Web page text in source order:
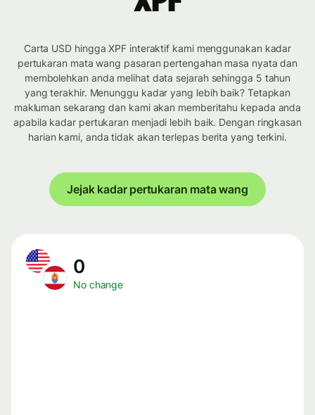
Carta USD hingga XPF interaktif kami menggunakan kadar
pertukaran mata wang pasaran pertengahan masa nyata dan
membolehkan anda melihat data sejarah sehingga 5 tahun
yang terakhir. Menunggu kadar yang lebih baik? Tetapkan
makluman sekarang dan kami akan memberitahu kepada anda
apabila kadar pertukaran menjadi lebih baik. Dengan ringkasan
harian kami, anda tidak akan terlepas berita yang terkini.
Jejak kadar pertukaran mata wang
0
No change